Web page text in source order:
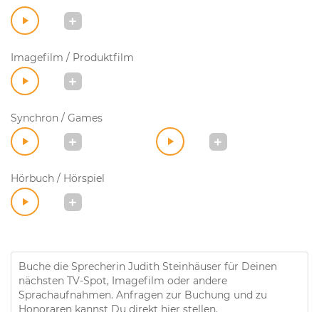
Imagefilm / Produktfilm
Synchron / Games
Hörbuch / Hörspiel
Buche die Sprecherin Judith Steinhäuser für Deinen
nächsten TV-Spot, Imagefilm oder andere
Sprachaufnahmen. Anfragen zur Buchung und zu
Honoraren kannst Du direkt hier stellen.